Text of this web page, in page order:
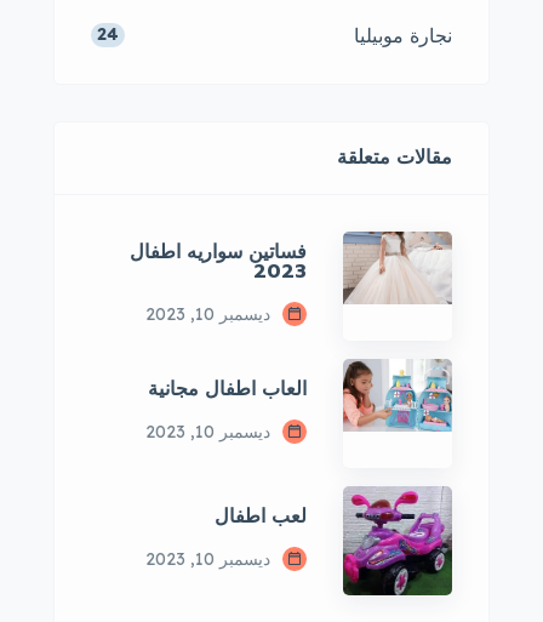
نجارة موبيليا 24
مقالات متعلقة
فساتين سواريه اطفال
2023
ديسمبر 10, 2023
العاب اطفال مجانية
ديسمبر 10, 2023
لعب اطفال
ديسمبر 10, 2023